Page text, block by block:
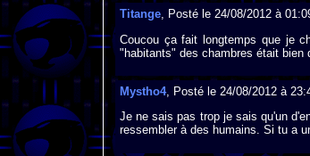
Titange, Posté le 24/08/2012 à
Coucou ça fait longtemps que je
"habitants" des chambres était bien
Mystho4, Posté le 24/08/2012 à
Je ne sais pas trop je sais qu'un
ressembler à des humains. Si tu a